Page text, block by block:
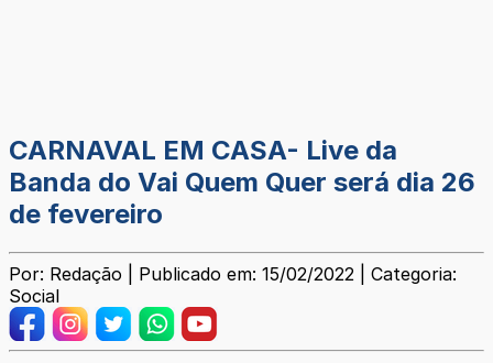
CARNAVAL EM CASA- Live da
Banda do Vai Quem Quer será dia 26
de fevereiro
Por: Redação | Publicado em: 15/02/2022 | Categoria:
Social